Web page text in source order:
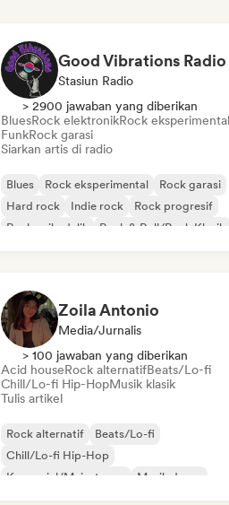
Good Vibrations Radio
Stasiun Radio
> 2900 jawaban yang diberikan
BluesRock elektronikRock eksperimental
FunkRock garasi
Siarkan artis di radio
Blues Rock eksperimental
Rock garasi
Hard rock
Indie rock
Rock progresif
Rock psikedelik
Rock & Roll/Rock Klasik
Zoila Antonio
Media/Jurnalis
> 100 jawaban yang diberikan
Acid houseRock alternatifBeats/Lo-fi
Chill/Lo-fi Hip-HopMusik klasik
Tulis artikel
Rock alternatif
Beats/Lo-fi
Chill/Lo-fi Hip-Hop
Komersial/Mainstream
Musik dansa